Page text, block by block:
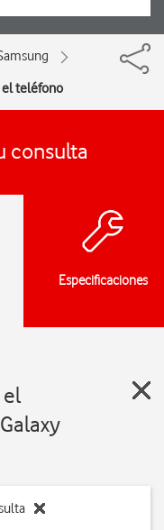
el teléfono
consulta
Especificaciones
el